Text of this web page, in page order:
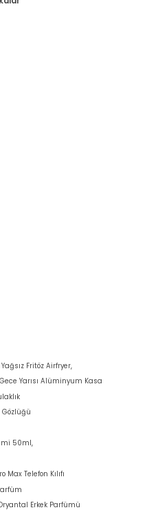
Fritöz Airfryer,
Yarısı Alüminyum Kasa
Gözlüğü
50ml,
Max Telefon Kılıfı
Erkek Parfümü